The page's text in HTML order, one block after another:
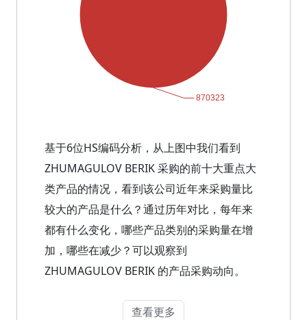
基于6位HS编码分析，从上图中我们看到
ZHUMAGULOV BERIK 采购的前十大重点大
类产品的情况，看到该公司近年来采购量比
较大的产品是什么？通过历年对比，每年来
都有什么变化，哪些产品类别的采购量在增
加，哪些在减少？可以观察到
ZHUMAGULOV BERIK 的产品采购动向。
查看更多